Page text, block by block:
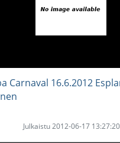
Carnaval 16.6.2012
Julkaistu 2012-06-17